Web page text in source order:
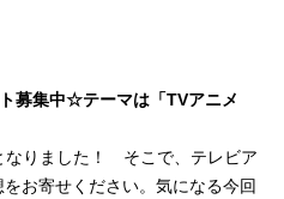
募集中☆テーマは「TVアニメ
りました！ そこで、テレビア
お寄せください。気になる今回